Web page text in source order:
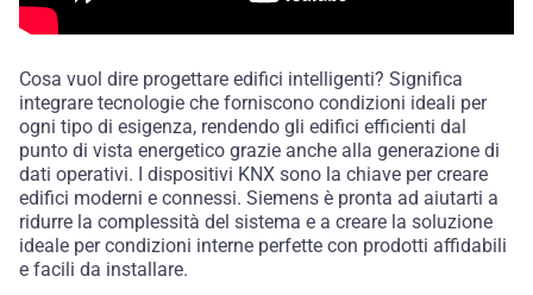
Cosa vuol dire progettare edifici intelligenti? Significa
integrare tecnologie che forniscono condizioni ideali per
ogni tipo di esigenza, rendendo gli edifici efficienti dal
punto di vista energetico grazie anche alla generazione di
dati operativi. I dispositivi KNX sono la chiave per creare
edifici moderni e connessi. Siemens è pronta ad aiutarti a
ridurre la complessità del sistema e a creare la soluzione
ideale per condizioni interne perfette con prodotti affidabili
e facili da installare.